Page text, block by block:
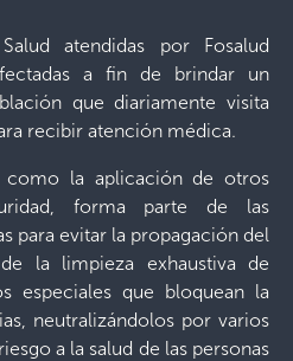
atendidas por Fosalud
a fin de brindar un
que diariamente visita
recibir atención médica.
como la aplicación de otros
forma parte de las
para evitar la propagación del
la limpieza exhaustiva de
especiales que bloquean la
neutralizándolos por varios
a la salud de las personas